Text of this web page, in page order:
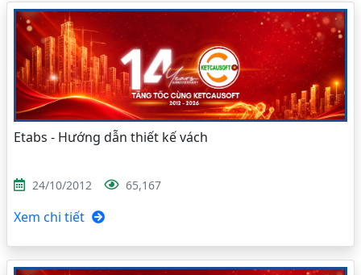
Etabs - Hướng dẫn thiết kế vách
24/10/2012 65,167
Xem chi tiết